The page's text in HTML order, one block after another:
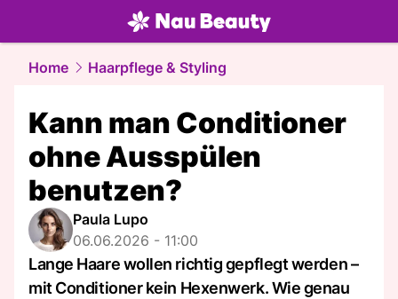
beauty.NAU.ch
Home Haarpflege & Styling
Kann man Conditioner
ohne Ausspülen
benutzen?
Paula Lupo
06.06.2026 - 11:00
Lange Haare wollen richtig gepflegt werden –
mit Conditioner kein Hexenwerk. Wie genau